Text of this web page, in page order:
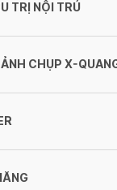
Consultation
lái xe 2021
/ Specialist /
TRỊ NỘI TRÚ
loại 4 Hạng
loại 4 Hạng
CHỤP X-
thẳng
cột sống